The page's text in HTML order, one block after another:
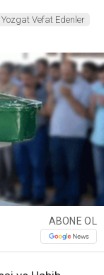
Yozgat Vefat Edenler
ABONE OL